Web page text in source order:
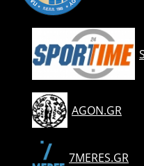
AGON.GR
7MERES.GR